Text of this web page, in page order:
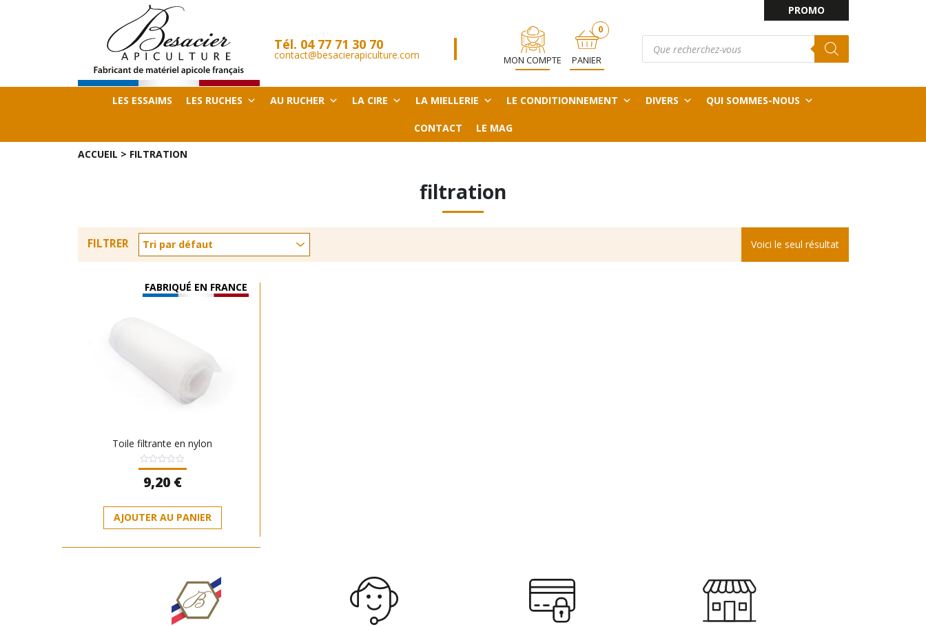
PROMO
Tél. 04 77 71 30 70
contact@besacierapiculture.com MON COMPTE
0
ARTICLE
PANIER
Recherche
produits
LES ESSAIMS LES RUCHES AU RUCHER LA CIRE LA MIELLERIE LE CONDITIONNEMENT DIVERS QUI SOMMES-NOUS
CONTACT
LE MAG
ACCUEIL > FILTRATION
filtration
Voici le seul résultat
FILTRER
FABRIQUÉ EN FRANCE
Toile filtrante en nylon
Note
0
sur
9,20 €
AJOUTER AU PANIER